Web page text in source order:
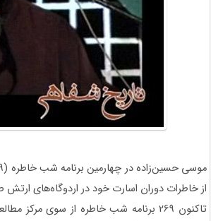
از خاطرات دوران اسارت خود در اردوگاه‌های
تاکنون 269 برنامه شب خاطره از سوی